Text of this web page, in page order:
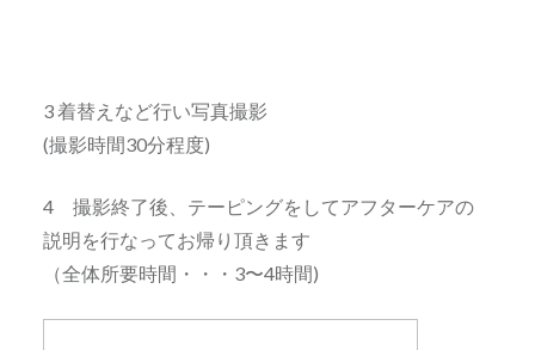
3 着替えなど行い写真撮影
(撮影時間30分程度)
4 撮影終了後、テーピングをしてアフターケアの
説明を行なってお帰り頂きます
（全体所要時間・・・3〜4時間)